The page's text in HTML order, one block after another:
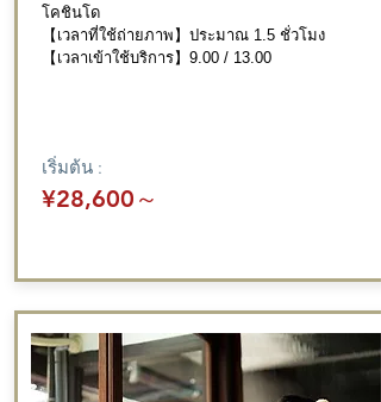
โคชินโด
【เวลาที่ใช้ถ่ายภาพ】ประมาณ 1.5 ชั่วโมง
【เวลาเข้าใช้บริการ】9.00 / 13.00
เริ่มต้น :
¥28,600 ～